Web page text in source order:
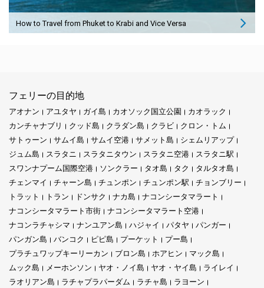
How to Travel from Phuket to Krabi and Vice Versa
フェリーの目的地
アオナン アユタヤ ガイ島 カオソック国立公園
カオラック
カンチャナブリ
クッド島 クラダン島 クラビ
クロン・トム
サトゥーン
サムイ島 サムイ空港 サメット島
シェムリアップ
ジュム島
スラタニ スラタニタウン スラタニ空港
スラタニ駅
スワンナプーム国際空港
ソンクラー タオ島 タク
タルタオ島
チェンマイ
チャーン島 チュンポン チュンポン駅
チョンブリー
トラット
トラン ドンサク ナカ島
ナコンシータマラート
ナコンシータマラート市街
ナコンシータマラート空港
ナコンラチャシマ
ナンユアン島 ハジャイ パタヤ
パンガー
パンガン島
バンコク ピピ島 プーケット
プー島
プラチュワップキーリーカン
ブロン島 ホアヒン
マック島
ムック島
メーホンソン ヤオ・ノイ島 ヤオ・ヤイ島
ライレイ
ラオリアン島
ラチャプラパーダム ラチャ島
ラヨーン